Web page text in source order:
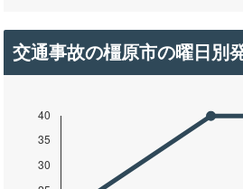
交通事故の橿原市の曜日別